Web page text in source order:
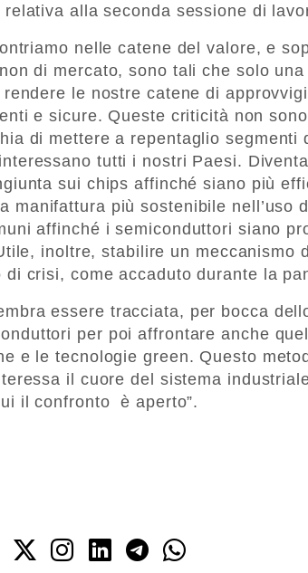
alla seconda sessione di
nelle catene del valore, e
di mercato, sono tali che solo
le nostre catene di
e sicure. Queste criticità non
di mettere a repentaglio segmenti
tutti i nostri Paesi.
sui chips affinché siano più
manifattura più sostenibile nell’uso
affinché i semiconduttori siano
inoltre, stabilire un meccanismo
crisi, come accaduto durante la
essere tracciata, per bocca
per poi affrontare anche
e le tecnologie green. Questo
il cuore del sistema
il confronto è aperto”.